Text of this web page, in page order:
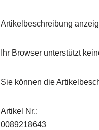
Artikelbeschreibung
Ihr Browser unterstützt
Sie können die
Artikel Nr.:
0089218643